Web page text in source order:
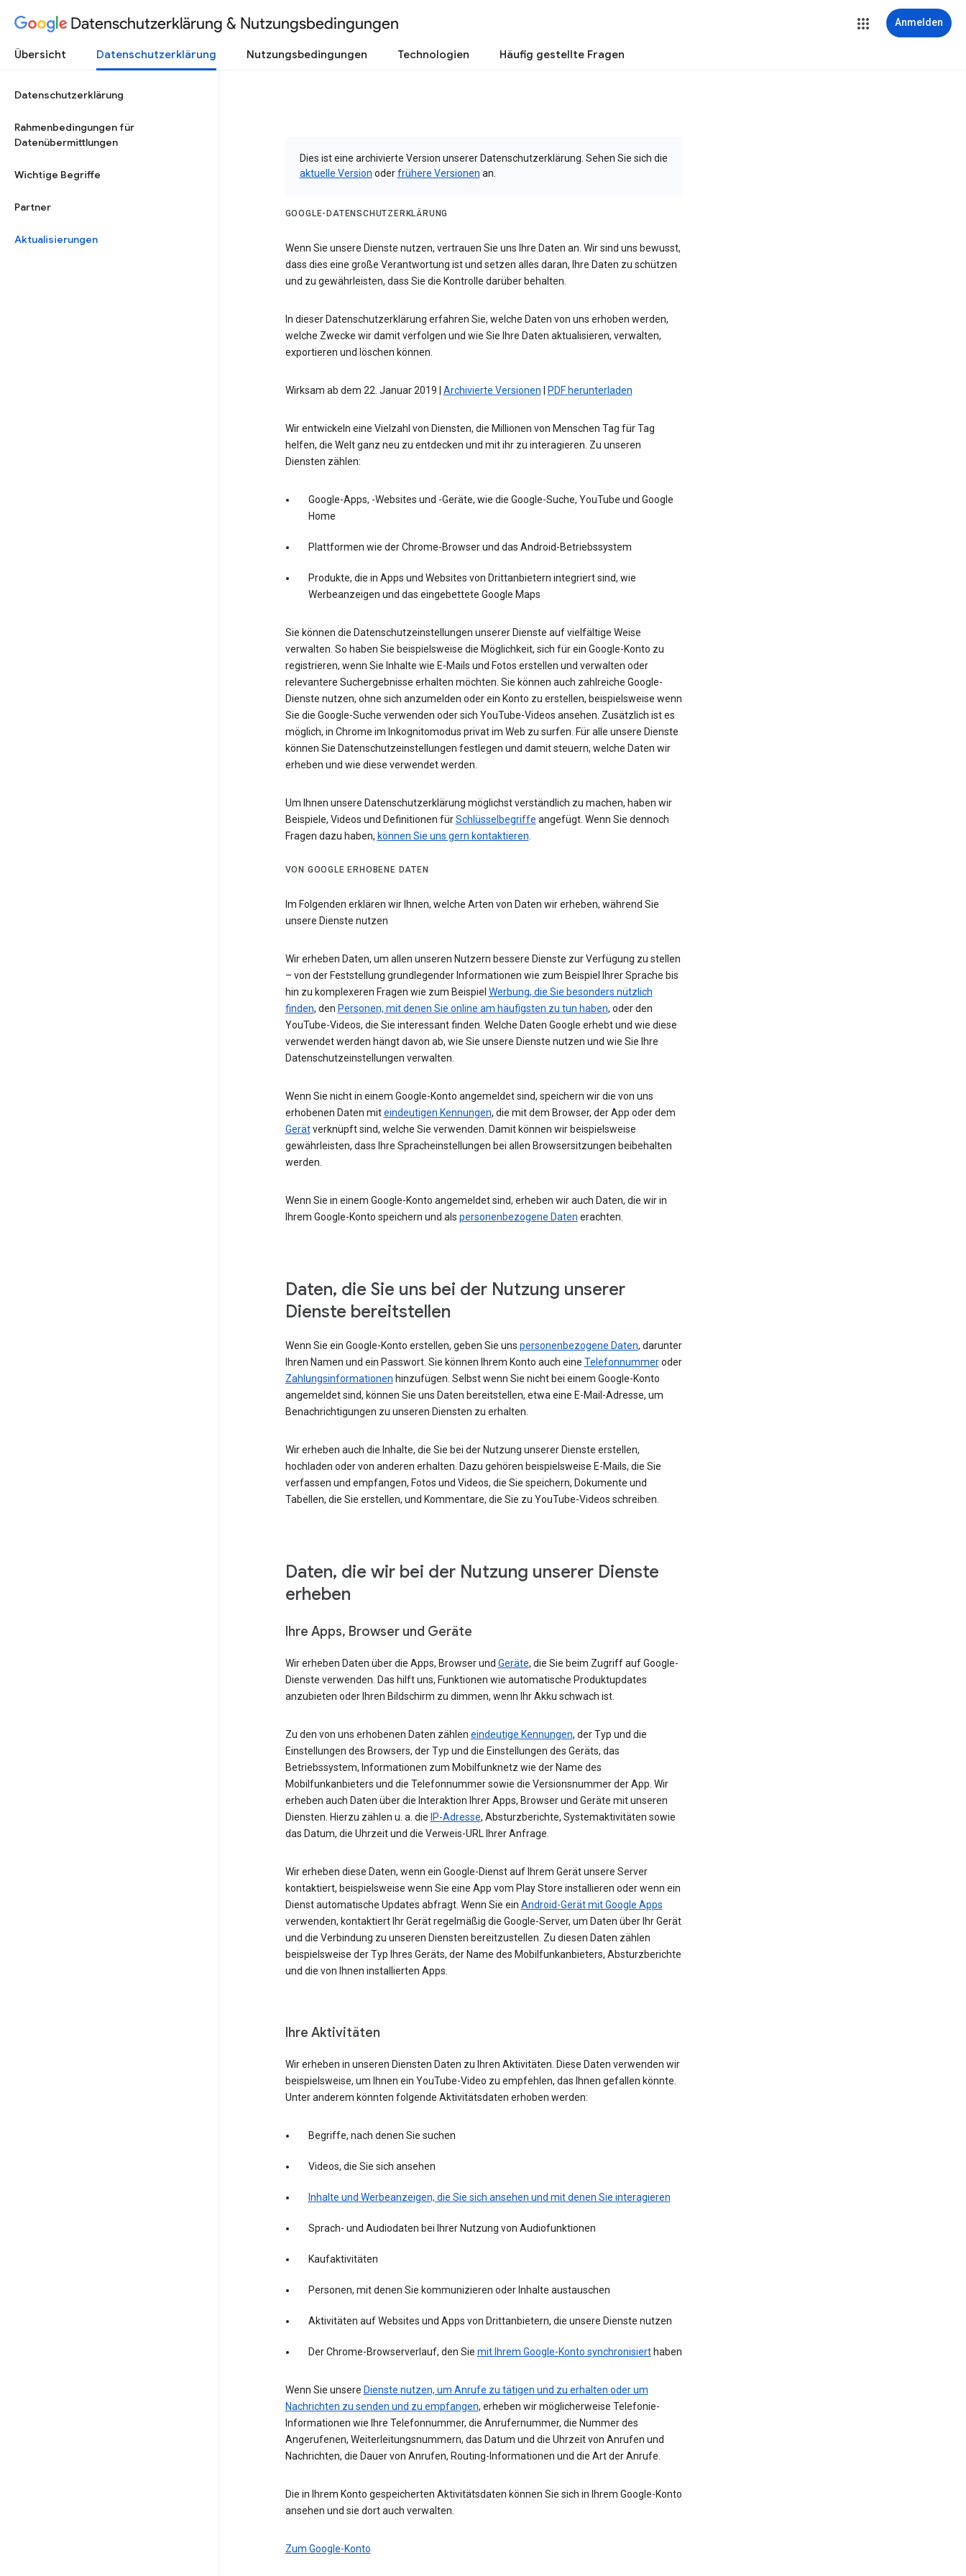
Datenschutzerklärung & Nutzungsbedingungen Anmelden
Übersicht Datenschutzerklärung Nutzungsbedingungen Technologien Häufig gestellte Fragen
Datenschutzerklärung
Rahmenbedingungen für
Datenübermittlungen
Wichtige Begriffe
Partner
Aktualisierungen
Dies ist eine archivierte Version unserer Datenschutzerklärung. Sehen Sie sich die
aktuelle Version oderfrühere Versionen an.
GOOGLE-DATENSCHUTZERKLÄRUNG
Wenn Sie unsere Dienste nutzen, vertrauen Sie uns Ihre Daten an. Wir sind uns bewusst,
dass dies eine große Verantwortung ist und setzen alles daran, Ihre Daten zu schützen
und zu gewährleisten, dass Sie die Kontrolle darüber behalten.
In dieser Datenschutzerklärung erfahren Sie, welche Daten von uns erhoben werden,
welche Zwecke wir damit verfolgen und wie Sie Ihre Daten aktualisieren, verwalten,
exportieren und löschen können.
Wirksam ab dem 22. Januar 2019 | Archivierte Versionen PDF herunterladen
Wir entwickeln eine Vielzahl von Diensten, die Millionen von Menschen Tag für Tag
helfen, die Welt ganz neu zu entdecken und mit ihr zu interagieren. Zu unseren
Diensten zählen:
Google-Apps, -Websites und -Geräte, wie die Google-Suche, YouTube und Google
Home
Plattformen wie der Chrome-Browser und das Android-Betriebssystem
Produkte, die in Apps und Websites von Drittanbietern integriert sind, wie
Werbeanzeigen und das eingebettete Google Maps
Sie können die Datenschutzeinstellungen unserer Dienste auf vielfältige Weise
verwalten. So haben Sie beispielsweise die Möglichkeit, sich für ein Google-Konto zu
registrieren, wenn Sie Inhalte wie E-Mails und Fotos erstellen und verwalten oder
relevantere Suchergebnisse erhalten möchten. Sie können auch zahlreiche Google-
Dienste nutzen, ohne sich anzumelden oder ein Konto zu erstellen, beispielsweise wenn
Sie die Google-Suche verwenden oder sich YouTube-Videos ansehen. Zusätzlich ist es
möglich, in Chrome im Inkognitomodus privat im Web zu surfen. Für alle unsere Dienste
können Sie Datenschutzeinstellungen festlegen und damit steuern, welche Daten wir
erheben und wie diese verwendet werden.
Um Ihnen unsere Datenschutzerklärung möglichst verständlich zu machen, haben wir
Beispiele, Videos und Definitionen fürSchlüsselbegriffe angefügt. Wenn Sie dennoch
Fragen dazu haben, können Sie uns gern kontaktieren.
VON GOOGLE ERHOBENE DATEN
Im Folgenden erklären wir Ihnen, welche Arten von Daten wir erheben, während Sie
unsere Dienste nutzen
Wir erheben Daten, um allen unseren Nutzern bessere Dienste zur Verfügung zu stellen
– von der Feststellung grundlegender Informationen wie zum Beispiel Ihrer Sprache bis
hin zu komplexeren Fragen wie zum Beispiel Werbung, die Sie besonders nützlich
finden, den Personen, mit denen Sie online am häufigsten zu tun haben, oder den
YouTube-Videos, die Sie interessant finden. Welche Daten Google erhebt und wie diese
verwendet werden hängt davon ab, wie Sie unsere Dienste nutzen und wie Sie Ihre
Datenschutzeinstellungen verwalten.
Wenn Sie nicht in einem Google-Konto angemeldet sind, speichern wir die von uns
erhobenen Daten miteindeutigen Kennungen, die mit dem Browser, der App oder dem
Gerätverknüpft sind, welche Sie verwenden. Damit können wir beispielsweise
gewährleisten, dass Ihre Spracheinstellungen bei allen Browsersitzungen beibehalten
werden.
Wenn Sie in einem Google-Konto angemeldet sind, erheben wir auch Daten, die wir in
Ihrem Google-Konto speichern und als personenbezogene Daten erachten.
Daten, die Sie uns bei der Nutzung unserer
Dienste bereitstellen
Wenn Sie ein Google-Konto erstellen, geben Sie uns personenbezogene Daten, darunter
Ihren Namen und ein Passwort. Sie können Ihrem Konto auch eine Telefonnummeroder
Zahlungsinformationen hinzufügen. Selbst wenn Sie nicht bei einem Google-Konto
angemeldet sind, können Sie uns Daten bereitstellen, etwa eine E-Mail-Adresse, um
Benachrichtigungen zu unseren Diensten zu erhalten.
Wir erheben auch die Inhalte, die Sie bei der Nutzung unserer Dienste erstellen,
hochladen oder von anderen erhalten. Dazu gehören beispielsweise E-Mails, die Sie
verfassen und empfangen, Fotos und Videos, die Sie speichern, Dokumente und
Tabellen, die Sie erstellen, und Kommentare, die Sie zu YouTube-Videos schreiben.
Daten, die wir bei der Nutzung unserer Dienste
erheben
Ihre Apps, Browser und Geräte
Wir erheben Daten über die Apps, Browser und Geräte, die Sie beim Zugriff auf Google-
Dienste verwenden. Das hilft uns, Funktionen wie automatische Produktupdates
anzubieten oder Ihren Bildschirm zu dimmen, wenn Ihr Akku schwach ist.
Zu den von uns erhobenen Daten zählen eindeutige Kennungen, der Typ und die
Einstellungen des Browsers, der Typ und die Einstellungen des Geräts, das
Betriebssystem, Informationen zum Mobilfunknetz wie der Name des
Mobilfunkanbieters und die Telefonnummer sowie die Versionsnummer der App. Wir
erheben auch Daten über die Interaktion Ihrer Apps, Browser und Geräte mit unseren
Diensten. Hierzu zählen u. a. die IP-Adresse, Absturzberichte, Systemaktivitäten sowie
das Datum, die Uhrzeit und die Verweis-URL Ihrer Anfrage.
Wir erheben diese Daten, wenn ein Google-Dienst auf Ihrem Gerät unsere Server
kontaktiert, beispielsweise wenn Sie eine App vom Play Store installieren oder wenn ein
Dienst automatische Updates abfragt. Wenn Sie ein Android-Gerät mit Google Apps
verwenden, kontaktiert Ihr Gerät regelmäßig die Google-Server, um Daten über Ihr Gerät
und die Verbindung zu unseren Diensten bereitzustellen. Zu diesen Daten zählen
beispielsweise der Typ Ihres Geräts, der Name des Mobilfunkanbieters, Absturzberichte
und die von Ihnen installierten Apps.
Ihre Aktivitäten
Wir erheben in unseren Diensten Daten zu Ihren Aktivitäten. Diese Daten verwenden wir
beispielsweise, um Ihnen ein YouTube-Video zu empfehlen, das Ihnen gefallen könnte.
Unter anderem könnten folgende Aktivitätsdaten erhoben werden:
Begriffe, nach denen Sie suchen
Videos, die Sie sich ansehen
Inhalte und Werbeanzeigen, die Sie sich ansehen und mit denen Sie interagieren
Sprach- und Audiodaten bei Ihrer Nutzung von Audiofunktionen
Kaufaktivitäten
Personen, mit denen Sie kommunizieren oder Inhalte austauschen
Aktivitäten auf Websites und Apps von Drittanbietern, die unsere Dienste nutzen
Der Chrome-Browserverlauf, den Sie mit Ihrem Google-Konto synchronisierthaben
Wenn Sie unsere Dienste nutzen, um Anrufe zu tätigen und zu erhalten oder um
Nachrichten zu senden und zu empfangen, erheben wir möglicherweise Telefonie-
Informationen wie Ihre Telefonnummer, die Anrufernummer, die Nummer des
Angerufenen, Weiterleitungsnummern, das Datum und die Uhrzeit von Anrufen und
Nachrichten, die Dauer von Anrufen, Routing-Informationen und die Art der Anrufe.
Die in Ihrem Konto gespeicherten Aktivitätsdaten können Sie sich in Ihrem Google-Konto
ansehen und sie dort auch verwalten.
Zum Google-Konto